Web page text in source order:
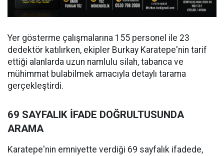
Yer gösterme çalışmalarına 155 personel ile 23
dedektör katılırken, ekipler Burkay Karatepe'nin tarif
ettiği alanlarda uzun namlulu silah, tabanca ve
mühimmat bulabilmek amacıyla detaylı tarama
gerçekleştirdi.
69 SAYFALIK İFADE DOĞRULTUSUNDA
ARAMA
Karatepe'nin emniyette verdiği 69 sayfalık ifadede,